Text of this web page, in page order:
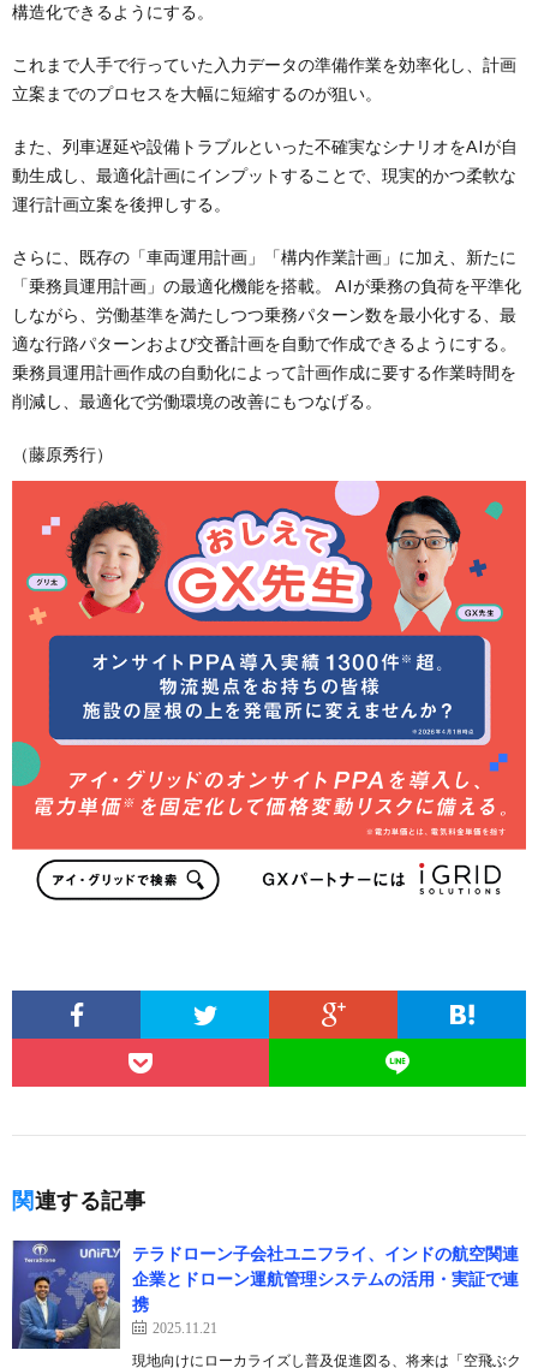
構造化できるようにする。
これまで人手で行っていた入力データの準備作業を効率化し、計画
立案までのプロセスを大幅に短縮するのが狙い。
また、列車遅延や設備トラブルといった不確実なシナリオをAIが自
動生成し、最適化計画にインプットすることで、現実的かつ柔軟な
運行計画立案を後押しする。
さらに、既存の「車両運用計画」「構内作業計画」に加え、新たに
「乗務員運用計画」の最適化機能を搭載。 AIが乗務の負荷を平準化
しながら、労働基準を満たしつつ乗務パターン数を最小化する、最
適な行路パターンおよび交番計画を自動で作成できるようにする。
乗務員運用計画作成の自動化によって計画作成に要する作業時間を
削減し、最適化で労働環境の改善にもつなげる。
（藤原秀行）
関連する記事
テラドローン子会社ユニフライ、インドの航空関連
企業とドローン運航管理システムの活用・実証で連
携
2025.11.21
現地向けにローカライズし普及促進図る、将来は「空飛ぶク